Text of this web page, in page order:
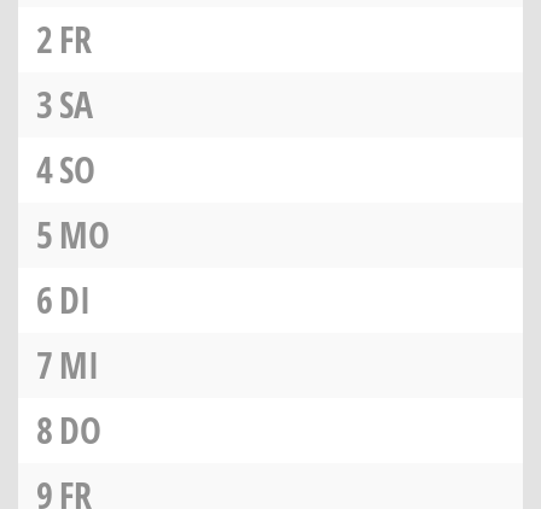
2FR
3SA
4SO
5MO
6DI
7MI
8DO
9FR